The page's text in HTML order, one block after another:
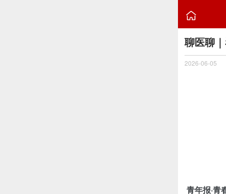

聊医聊
2026-06-05
青年报·青